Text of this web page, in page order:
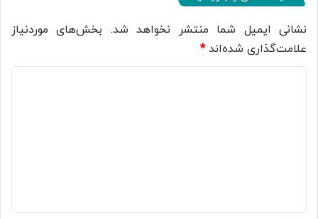
نشانی ایمیل شما منتشر نخواهد شد. بخش‌های موردنیاز
علامت‌گذاری شده‌اند*